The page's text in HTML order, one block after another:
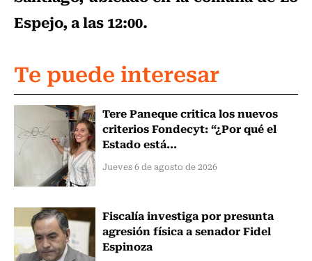
Espejo, a las 12:00.
Te puede interesar
Tere Paneque critica los nuevos
criterios Fondecyt: “¿Por qué el
Estado está...
Jueves 6 de agosto de 2026
Fiscalía investiga por presunta
agresión física a senador Fidel
Espinoza